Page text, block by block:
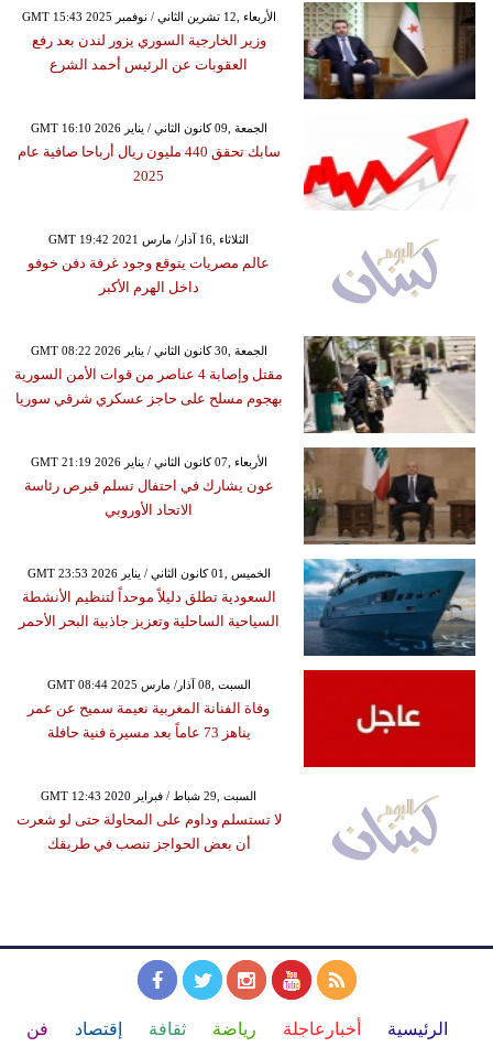
GMT 15:43 2025 الأربعاء ,12 تشرين الثاني / نوفمبر
وزير الخارجية السوري يزور لندن بعد رفع
العقوبات عن الرئيس أحمد الشرع
GMT 16:10 2026 الجمعة ,09 كانون الثاني / يناير
سابك تحقق 440 مليون ريال أرباحا صافية عام
2025
GMT 19:42 2021 الثلاثاء ,16 آذار/ مارس
عالم مصريات يتوقع وجود غرفة دفن خوفو
داخل الهرم الأكبر
GMT 08:22 2026 الجمعة ,30 كانون الثاني / يناير
مقتل وإصابة 4 عناصر من قوات الأمن السورية
بهجوم مسلح على حاجز عسكري شرقي سوريا
GMT 21:19 2026 الأربعاء ,07 كانون الثاني / يناير
عون يشارك في احتفال تسلم قبرص رئاسة
الاتحاد الأوروبي
GMT 23:53 2026 الخميس ,01 كانون الثاني / يناير
السعودية تطلق دليلاً موحداً لتنظيم الأنشطة
السياحية الساحلية وتعزيز جاذبية البحر الأحمر
GMT 08:44 2025 السبت ,08 آذار/ مارس
وفاة الفنانة المغربية نعيمة سميح عن عمر
يناهز 73 عاماً بعد مسيرة فنية حافلة
GMT 12:43 2020 السبت ,29 شباط / فبراير
لا تستسلم وداوم على المحاولة حتى لو شعرت
أن بعض الحواجز تنصب في طريقك
الرئيسية أخبارعاجلة رياضة ثقافة إقتصاد فن